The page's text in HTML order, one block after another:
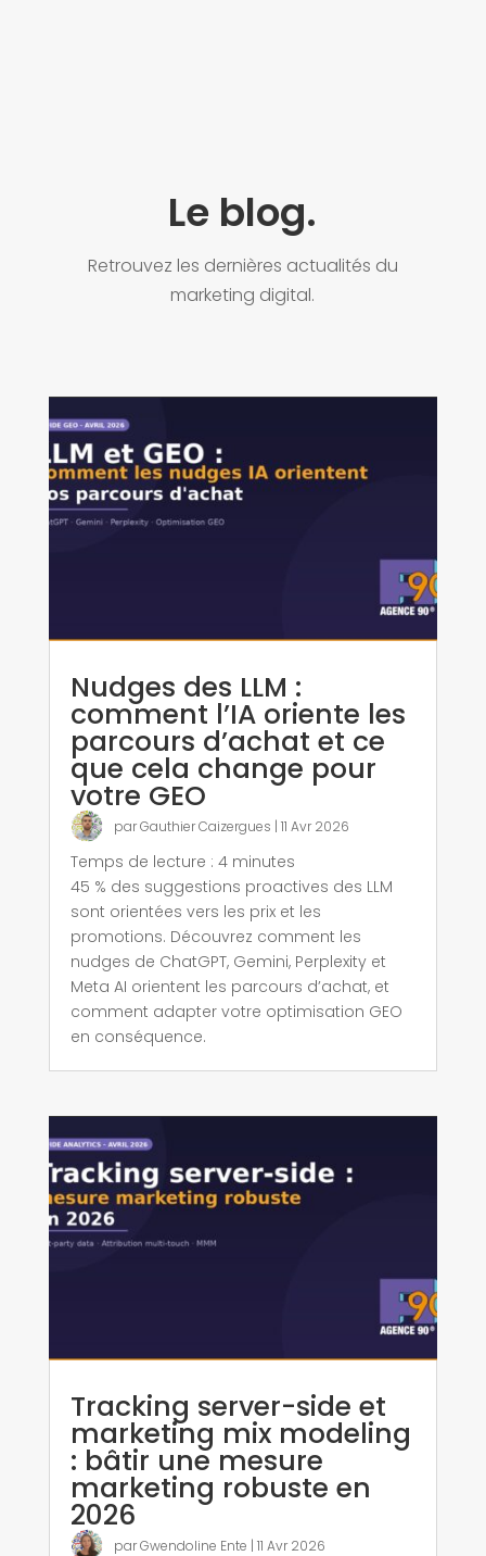
Le blog.
Retrouvez les dernières actualités du
marketing digital.
Nudges des LLM :
comment l’IA oriente les
parcours d’achat et ce
que cela change pour
votre GEO
parGauthier Caizergues | 11 Avr 2026
Temps de lecture : 4 minutes
45 % des suggestions proactives des LLM
sont orientées vers les prix et les
promotions. Découvrez comment les
nudges de ChatGPT, Gemini, Perplexity et
Meta AI orientent les parcours d’achat, et
comment adapter votre optimisation GEO
en conséquence.
Tracking server-side et
marketing mix modeling
: bâtir une mesure
marketing robuste en
2026
parGwendoline Ente | 11 Avr 2026